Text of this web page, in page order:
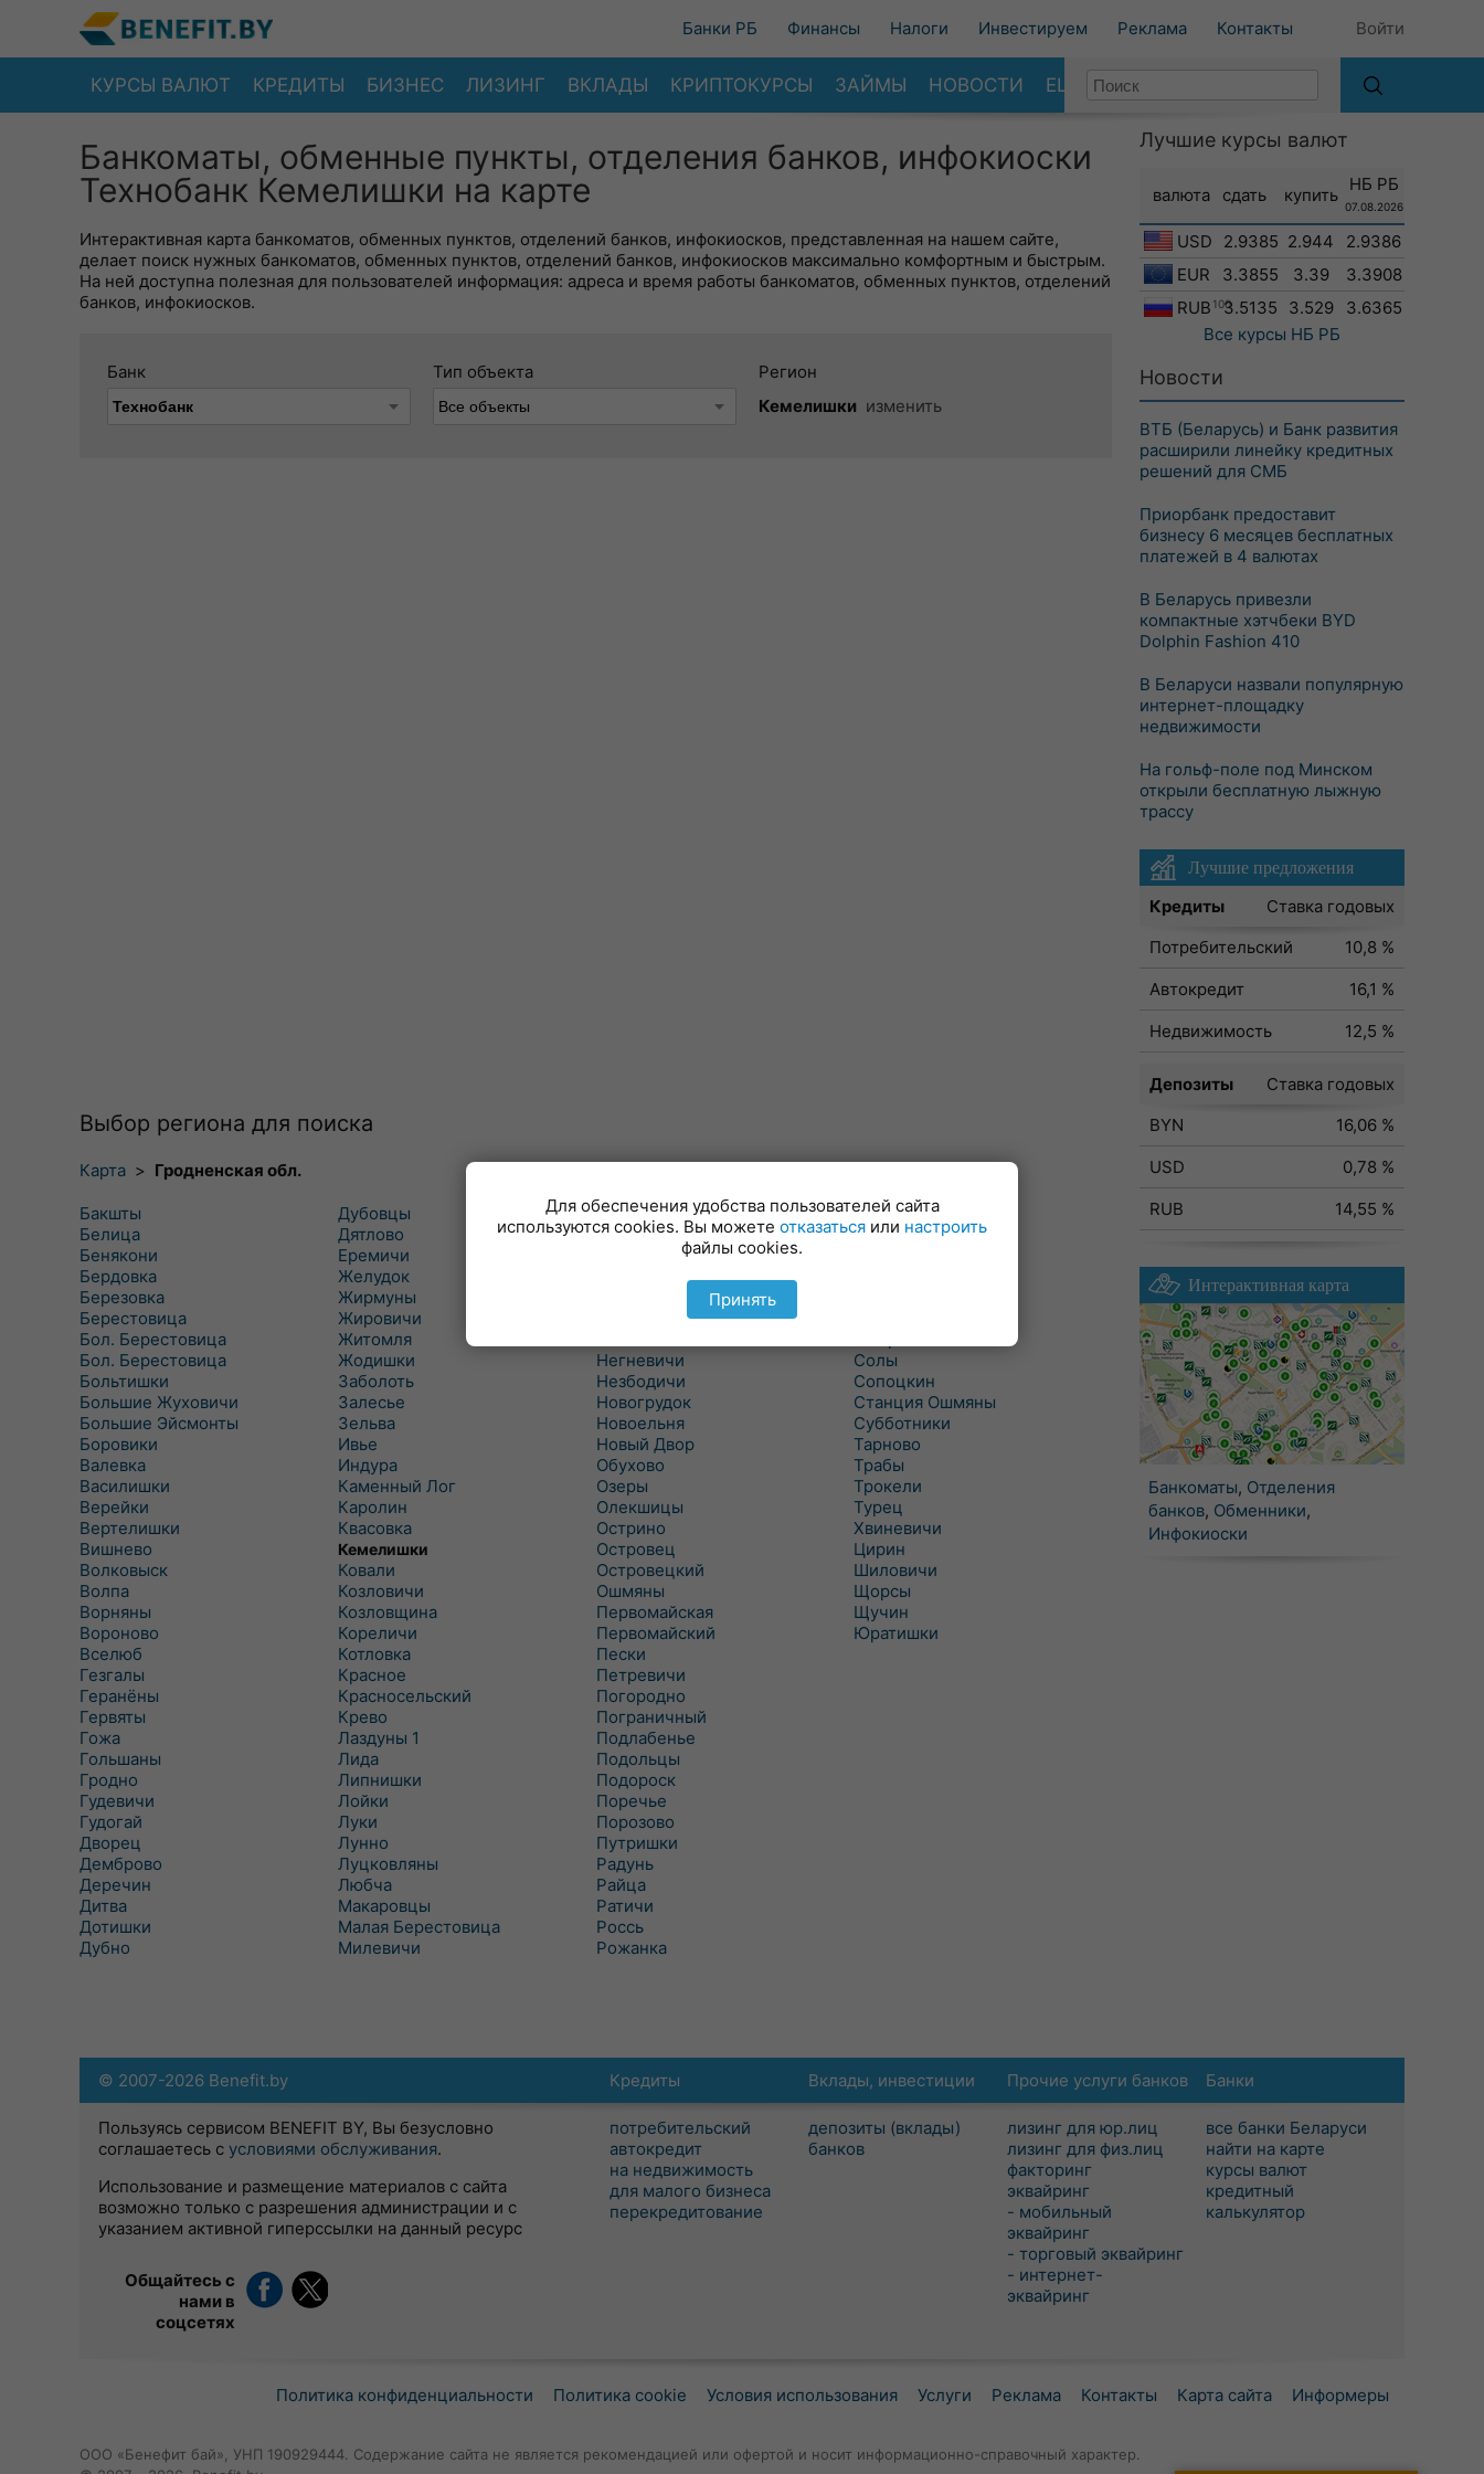
Банки РБ Финансы Налоги Инвестируем Реклама Контакты Войти
КУРСЫ ВАЛЮТ КРЕДИТЫ БИЗНЕС ЛИЗИНГ ВКЛАДЫ КРИПТОКУРСЫ ЗАЙМЫ НОВОСТИ ЕЩЕ
Банкоматы, обменные пункты, отделения банков, инфокиоски
Технобанк Кемелишки на карте
Интерактивная карта банкоматов, обменных пунктов, отделений банков, инфокиосков, представленная на нашем сайте,
делает поиск нужных банкоматов, обменных пунктов, отделений банков, инфокиосков максимально комфортным и быстрым.
На ней доступна полезная для пользователей информация: адреса и время работы банкоматов, обменных пунктов, отделений
банков, инфокиосков.
Банк Тип объекта
Регион
Кемелишки изменить
Выбор региона для поиска
Карта > Гродненская обл.
Бакшты
Белица
Бенякони
Бердовка
Березовка
Берестовица
Бол. Берестовица
Бол. Берестовица
Больтишки
Большие Жуховичи
Большие Эйсмонты
Боровики
Валевка
Василишки
Верейки
Вертелишки
Вишнево
Волковыск
Волпа
Ворняны
Вороново
Вселюб
Гезгалы
Геранёны
Гервяты
Гожа
Гольшаны
Гродно
Гудевичи
Гудогай
Дворец
Демброво
Деречин
Дитва
Дотишки
Дубно
Дубовцы
Дятлово
Еремичи
Желудок
Жирмуны
Жировичи
Житомля
Жодишки
Заболоть
Залесье
Зельва
Ивье
Индура
Каменный Лог
Каролин
Квасовка
Кемелишки
Ковали
Козловичи
Козловщина
Кореличи
Котловка
Красное
Красносельский
Крево
Лаздуны 1
Лида
Липнишки
Лойки
Луки
Лунно
Луцковляны
Любча
Макаровцы
Малая Берестовица
Милевичи
Минойты
Мир
Михалишки
Можейково
Мосты Правые
Негневичи
Незбодичи
Новогрудок
Новоельня
Новый Двор
Обухово
Озеры
Олекшицы
Острино
Островец
Островецкий
Ошмяны
Первомайская
Первомайский
Пески
Петревичи
Погородно
Пограничный
Подлабенье
Подольцы
Подороск
Поречье
Порозово
Путришки
Радунь
Райца
Ратичи
Роcсь
Рожанка
Россь
Свислочь
Солы
Сопоцкин
Станция Ошмяны
Субботники
Тарново
Трабы
Трокели
Турец
Хвиневичи
Цирин
Шиловичи
Щорсы
Щучин
Юратишки
Лучшие курсы валют
валюта сдать купить
НБ РБ
07.08.2026
USD 2.9385 2.944
2.9386
EUR
3.3855 3.39
3.3908
RUB 1003.5135 3.529
3.6365
Все курсы НБ РБ
Новости
ВТБ (Беларусь) и Банк развития
расширили линейку кредитных
решений для СМБ
Приорбанк предоставит
бизнесу 6 месяцев бесплатных
платежей в 4 валютах
В Беларусь привезли
компактные хэтчбеки BYD
Dolphin Fashion 410
В Беларуси назвали популярную
интернет-площадку
недвижимости
На гольф-поле под Минском
открыли бесплатную лыжную
трассу
Лучшие предложения
Кредиты
Ставка годовых
Потребительский
10,8 %
Автокредит
16,1 %
Недвижимость
12,5 %
Депозиты
Ставка годовых
BYN
16,06 %
USD
0,78 %
RUB
14,55 %
Интерактивная карта
Банкоматы, Отделения
банков, Обменники,
Инфокиоски
Кредиты
потребительский
автокредит
на недвижимость
для малого бизнеса
перекредитование
Вклады, инвестиции
депозиты (вклады)
банков
Прочие услуги банков
лизинг для юр.лиц
лизинг для физ.лиц
факторинг
эквайринг
- мобильный
эквайринг
- торговый эквайринг
- интернет-
эквайринг
Банки
все банки Беларуси
найти на карте
курсы валют
кредитный
калькулятор
© 2007-2026 Benefit.by
Пользуясь сервисом BENEFIT BY, Вы безусловно
соглашаетесь с условиями обслуживания.
Использование и размещение материалов с сайта
возможно только с разрешения администрации и с
указанием активной гиперссылки на данный ресурс
Общайтесь с
нами в
соцсетях
Политика конфиденциальности Политика cookie Условия использования Услуги Реклама Контакты Карта сайта Информеры
ООО «Бенефит бай», УНП 190929444. Содержание сайта не является рекомендацией или офертой и носит информационно-справочный характер.
Для обеспечения удобства пользователей сайта
используются cookies. Вы можете отказаться или настроить
файлы cookies.
Принять